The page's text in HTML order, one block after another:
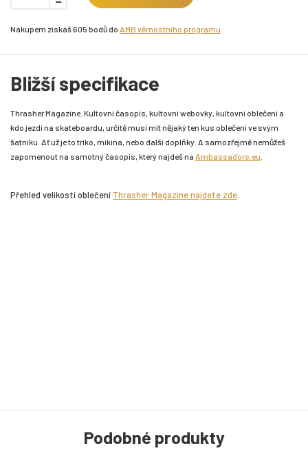
Nákupem získáš 605 bodů do AMB věrnostního programu
Bližší specifikace
Thrasher Magazine. Kultovní časopis, kultovní webovky, kultovní oblečení a
kdo jezdí na skateboardu, určitě musí mít nějaký ten kus oblečení ve svým
šatníku. Ať už je to triko, mikina, nebo další doplňky. A samozřejmě nemůžeš
zapomenout na samotný časopis, který najdeš na Ambassadors.eu
Přehled velikostí oblečení Thrasher Magazine najdete zde
Podobné produkty